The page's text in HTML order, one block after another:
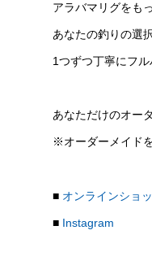
アラバマリグをも
あなたの釣りの選
1つずつ丁寧にフル
あなただけのオー
※オーダーメイド
■ オンラインショ
■ Instagram